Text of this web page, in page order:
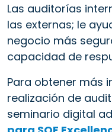
Las auditorías
las externas; le
negocio más
capacidad de
Para obtener más
realización de
seminario digital